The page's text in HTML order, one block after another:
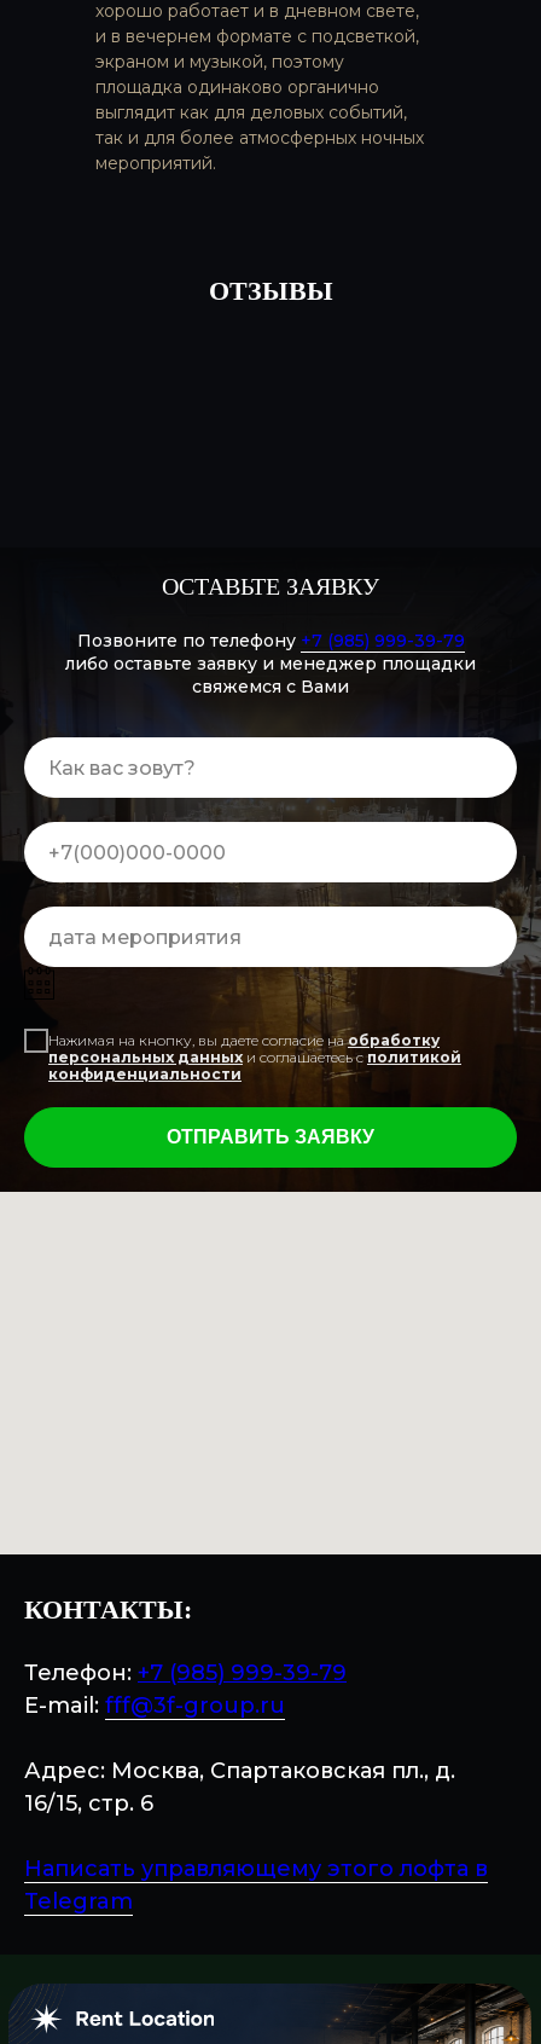
хорошо работает и в дневном свете,
и в вечернем формате с подсветкой,
экраном и музыкой, поэтому
площадка одинаково органично
выглядит как для деловых событий,
так и для более атмосферных ночных
мероприятий.
ОТЗЫВЫ
ОСТАВЬТЕ ЗАЯВКУ
Позвоните по телефону +7 (985) 999-39-79
либо оставьте заявку и менеджер площадки
свяжемся с Вами
Нажимая на кнопку, вы даете согласие наобработку
персональных данныхи соглашаетесь cполитикой
конфиденциальности
ОТПРАВИТЬ ЗАЯВКУ
КОНТАКТЫ:
Телефон: +7 (985) 999-39-79
E-mail: fff@3f-group.ru
Адрес: Москва, Спартаковская пл., д.
16/15, стр. 6
Написать управляющему этого лофта в
Telegram
подробнее